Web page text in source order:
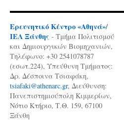
Ερευνητικό Κέντρο «Αθηνά»/
ΙΕΛ Ξάνθης - Τμήμα Πολιτισμού
και Δημιουργικών Βιομηχανιών,
Τηλέφωνο: +30 2541078787
(εσωτ.224), Υπεύθυνη Τμήματος:
Δρ. Δέσποινα Τσιαφάκη,
tsiafaki@athenarc.gr, Διεύθυνση:
Πανεπιστημιούπολη Κιμμερίων,
Νότιο Κτήριο, Τ.Θ. 159, 67100
Ξάνθη